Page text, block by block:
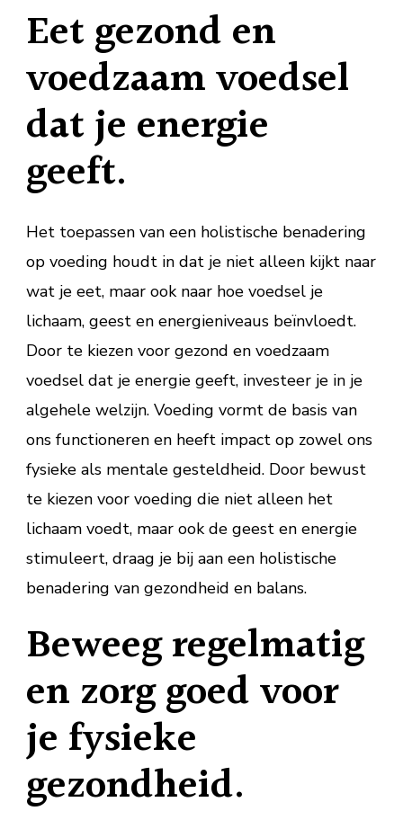
Eet gezond en
voedzaam voedsel
dat je energie
geeft.
Het toepassen van een holistische benadering
op voeding houdt in dat je niet alleen kijkt naar
wat je eet, maar ook naar hoe voedsel je
lichaam, geest en energieniveaus beïnvloedt.
Door te kiezen voor gezond en voedzaam
voedsel dat je energie geeft, investeer je in je
algehele welzijn. Voeding vormt de basis van
ons functioneren en heeft impact op zowel ons
fysieke als mentale gesteldheid. Door bewust
te kiezen voor voeding die niet alleen het
lichaam voedt, maar ook de geest en energie
stimuleert, draag je bij aan een holistische
benadering van gezondheid en balans.
Beweeg regelmatig
en zorg goed voor
je fysieke
gezondheid.